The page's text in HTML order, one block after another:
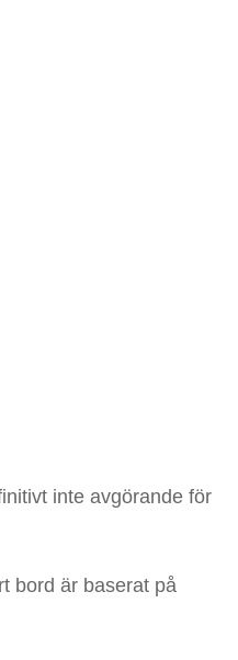
inte avgörande för
bord är baserat på